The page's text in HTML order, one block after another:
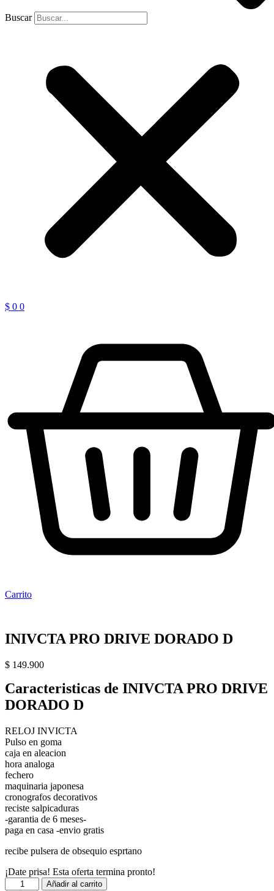
Buscar
$ 0 0
Carrito
INIVCTA PRO DRIVE DORADO D
$ 149.900
Caracteristicas de INIVCTA PRO DRIVE
DORADO D
RELOJ INVICTA
Pulso en goma
caja en aleacion
hora analoga
fechero
maquinaria japonesa
cronografos decorativos
reciste salpicaduras
-garantia de 6 meses-
paga en casa -envio gratis
recibe pulsera de obsequio esprtano
¡Date prisa! Esta oferta termina pronto!
INIVCTA Añadir al carrito